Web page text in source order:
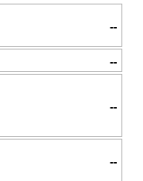
--
--
--
--